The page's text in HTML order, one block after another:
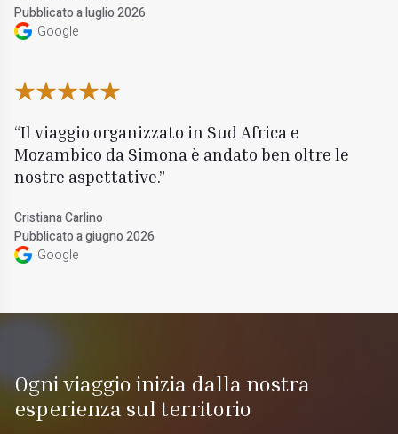
Pubblicato a luglio 2026
Google
Il viaggio organizzato in Sud Africa e
Mozambico da Simona è andato ben oltre le
nostre aspettative.
Cristiana Carlino
Pubblicato a giugno 2026
Google
Ogni viaggio inizia dalla nostra
esperienza sul territorio